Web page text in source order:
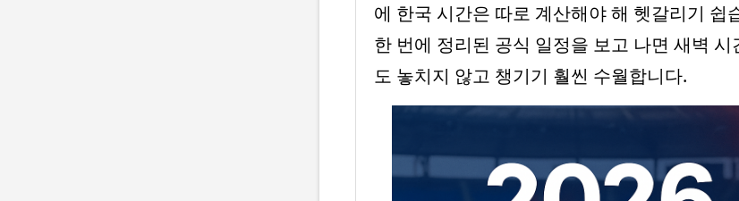
에 한국 시간은 따로 계산해야 해 헷갈리기 쉽
한 번에 정리된 공식 일정을 보고 나면 새벽 시
도 놓치지 않고 챙기기 훨씬 수월합니다.